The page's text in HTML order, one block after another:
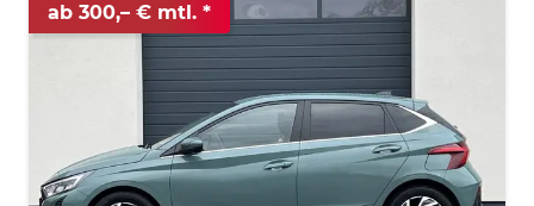
ab 300,– € mtl.